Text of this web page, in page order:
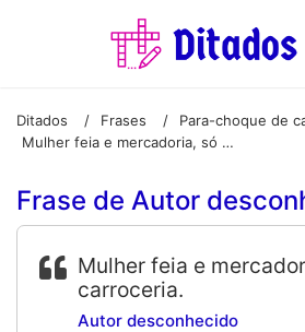
Ditados / Frases / Para-choque de
Mulher feia e mercadoria, só na carroceria.
Frase de Autor
Mulher feia e
carroceria.
Autor desconhecido